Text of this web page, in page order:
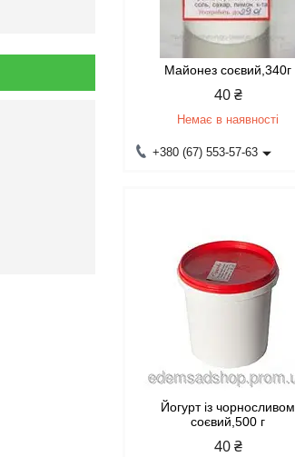
Майонез соєвий,340г
40 ₴
Немає в наявності
+380 (67) 553-57-63
Йогурт із чорносливом
соєвий,500 г
40 ₴